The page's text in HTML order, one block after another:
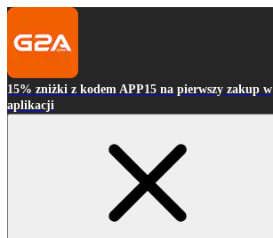
15% zniżki z kodem APP15 na pierwszy zakup w
aplikacji